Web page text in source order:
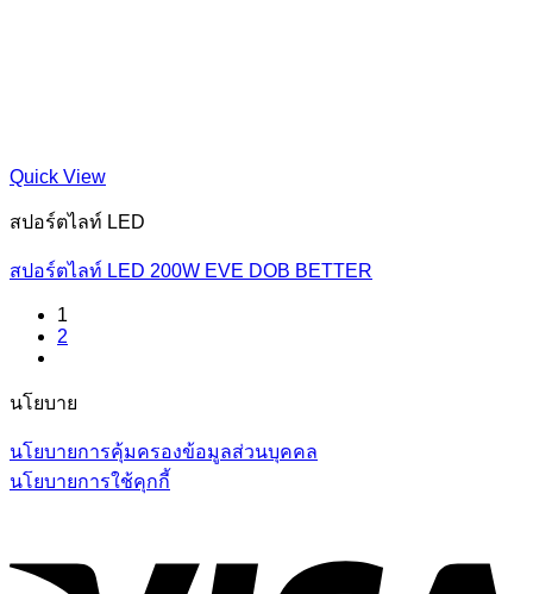
Quick View
สปอร์ตไลท์ LED
สปอร์ตไลท์ LED 200W EVE DOB BETTER
1
2
นโยบาย
นโยบายการคุ้มครองข้อมูลส่วนบุคคล
นโยบายการใช้คุกกี้